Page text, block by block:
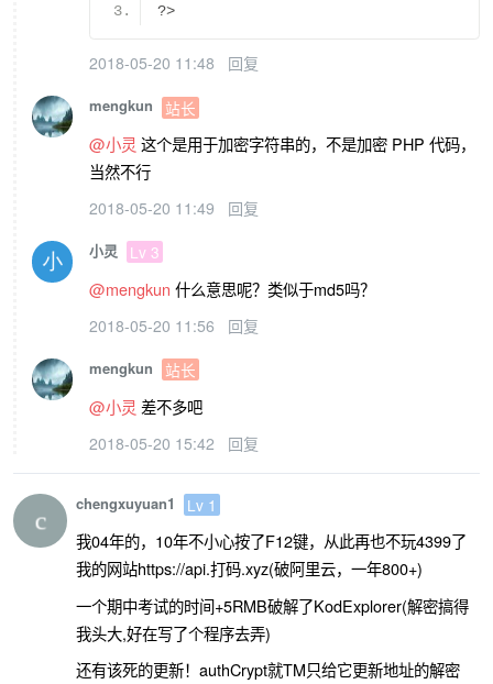
?>
2018-05-20 11:48 回复
mengkun 站长
@小灵 这个是用于加密字符串的，不是加密 PHP 代码，
当然不行
2018-05-20 11:49 回复
小灵 Lv 3
@mengkun 什么意思呢？类似于md5吗？
2018-05-20 11:56 回复
mengkun 站长
@小灵 差不多吧
2018-05-20 15:42 回复
chengxuyuan1 Lv 1
我04年的，10年不小心按了F12键，从此再也不玩4399了
我的网站https://api.打码.xyz(破阿里云，一年800+)
一个期中考试的时间+5RMB破解了KodExplorer(解密搞得
我头大,好在写了个程序去弄)
还有该死的更新！authCrypt就TM只给它更新地址的解密